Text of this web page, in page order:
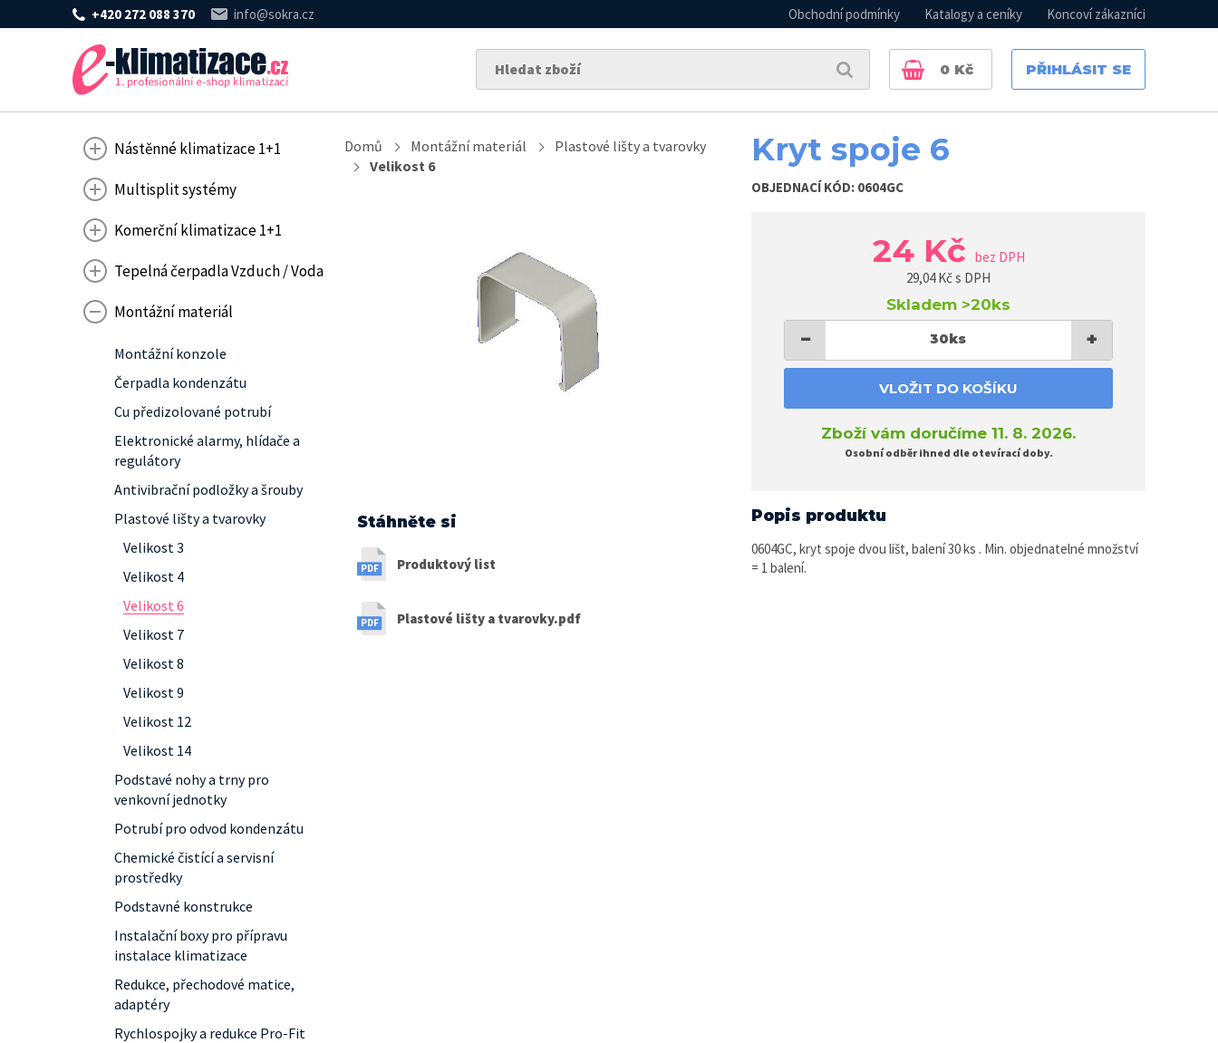
+420 272 088 370 info@sokra.cz Obchodní podmínky Katalogy a ceníky Koncoví zákazníci
PŘIHLÁSIT SE
0 Kč
Nástěnné klimatizace 1+1
Multisplit systémy
Komerční klimatizace 1+1
Tepelná čerpadla Vzduch / Voda
Montážní materiál
Montážní konzole
Čerpadla kondenzátu
Cu předizolované potrubí
Elektronické alarmy, hlídače a
regulátory
Antivibrační podložky a šrouby
Plastové lišty a tvarovky
Velikost 3
Velikost 4
Velikost 6
Velikost 7
Velikost 8
Velikost 9
Velikost 12
Velikost 14
Podstavé nohy a trny pro
venkovní jednotky
Potrubí pro odvod kondenzátu
Chemické čistící a servisní
prostředky
Podstavné konstrukce
Instalační boxy pro přípravu
instalace klimatizace
Redukce, přechodové matice,
adaptéry
Rychlospojky a redukce Pro-Fit
Domů Montážní materiál
Plastové lišty a tvarovky
Velikost 6
Kryt spoje 6
OBJEDNACÍ KÓD: 0604GC
24 Kč bez DPH
29,04Kč s DPH
Skladem >20ks
− 30ks +
VLOŽIT DO KOŠÍKU
Zboží vám doručíme 11. 8. 2026.
Osobní odběr ihned dle otevírací doby.
Popis produktu
0604GC, kryt spoje dvou lišt, balení 30 ks . Min. objednatelné množství
= 1 balení.
Stáhněte si
Produktový list
Plastové lišty a tvarovky.pdf